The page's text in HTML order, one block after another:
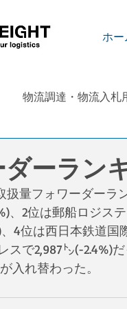
ホー
物流調達・物流入札
ーラン
量フォワーダーラ
、2位は郵船ロジス
4位は西日本鉄道国
スで2,987㌧(-2.4%)
入れ替わった。